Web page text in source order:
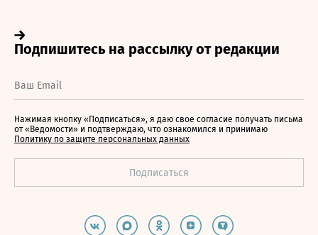
Нажимая кнопку «Подписаться», я даю свое согласие получать письма
от «Ведомости» и подтверждаю, что ознакомился и принимаю
Политику по защите персональных данных